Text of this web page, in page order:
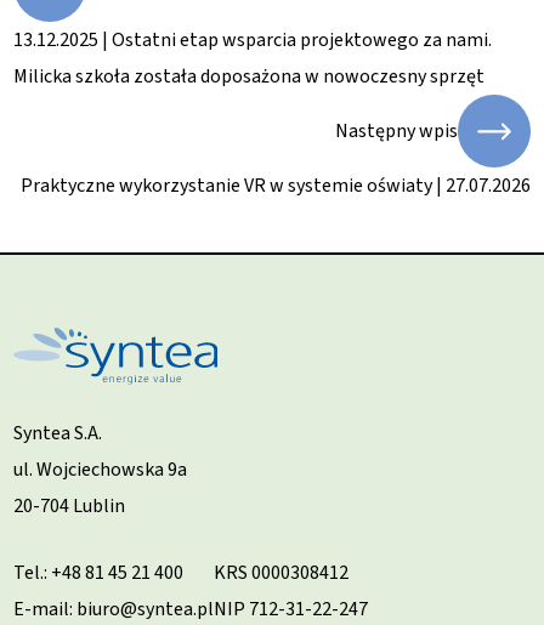
13.12.2025 | Ostatni etap wsparcia projektowego za nami.
Milicka szkoła została doposażona w nowoczesny sprzęt
Następny wpis
Praktyczne wykorzystanie VR w systemie oświaty | 27.07.2026
Syntea S.A.
ul. Wojciechowska 9a
20-704 Lublin
Tel.: +48 81 45 21 400
E-mail: biuro@syntea.pl
KRS 0000308412
NIP 712-31-22-247